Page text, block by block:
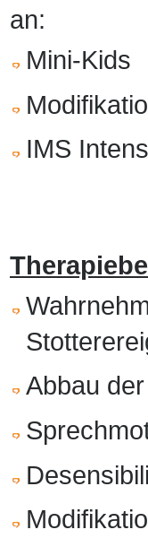
an:
Mini-Kids
IMS
Abbau